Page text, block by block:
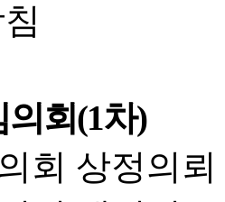
회(1차)
회 상정의